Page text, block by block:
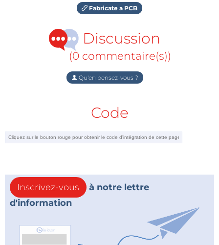
Fabricate a PCB
Discussion
(0 commentaire(s))
Qu'en pensez-vous ?
Code
Inscrivez-vous
à notre lettre
d'information